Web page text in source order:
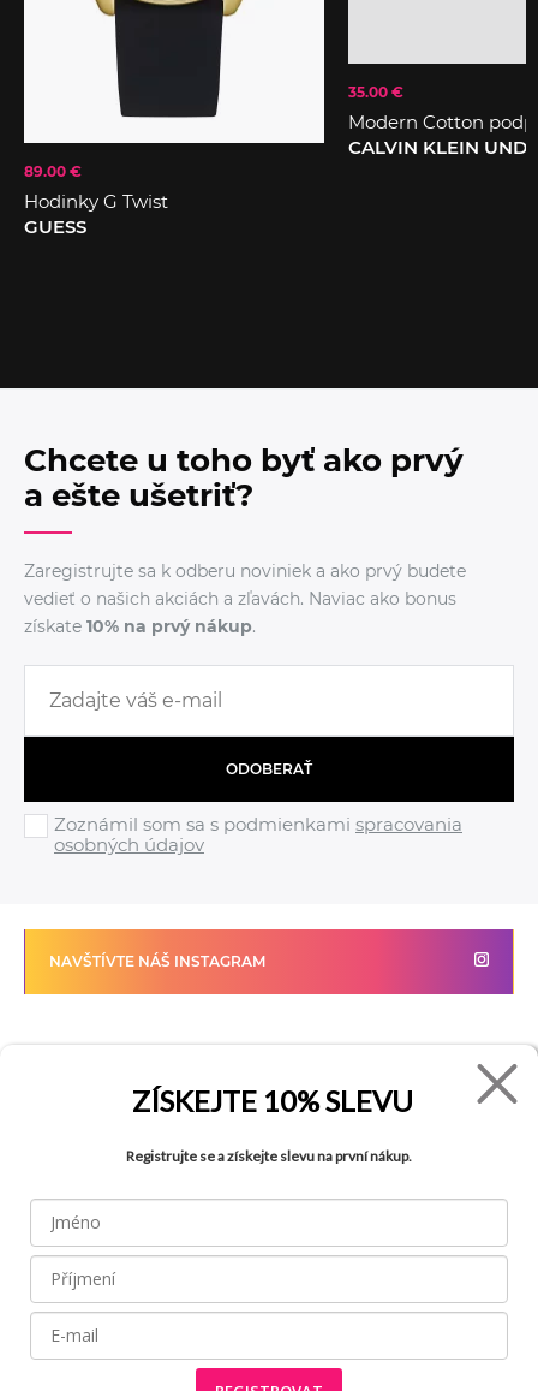
89.00 €
Hodinky G Twist
GUESS
35.00 €
Modern Cotton
CALVIN KLEIN
Chcete u toho byť ako prvý
a ešte ušetriť?
Zaregistrujte sa k odberu noviniek a ako prvý budete
vedieť o našich akciách a zľavách. Naviac ako bonus
získate 10% na prvý nákup.
ODOBERAŤ
Zoznámil som sa s podmienkami spracovania
osobných údajov
NAVŠTÍVTE NÁŠ INSTAGRAM
Kariéra
Obchody
Blog
Ako reklamovať tovar
Tabuľka veľkostí
ZÍSKEJTE 10% SLEVU
Registrujte se a získejte slevu na první nákup.